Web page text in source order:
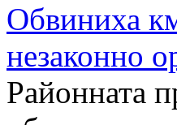
Обвиниха
незаконно
Районната